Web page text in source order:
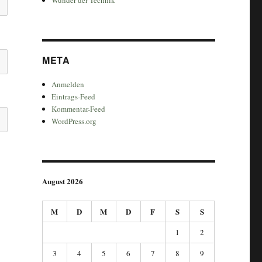
META
Anmelden
Eintrags-Feed
Kommentar-Feed
WordPress.org
August 2026
M D M D F S S
1
2
3
4 5 6 7 8 9